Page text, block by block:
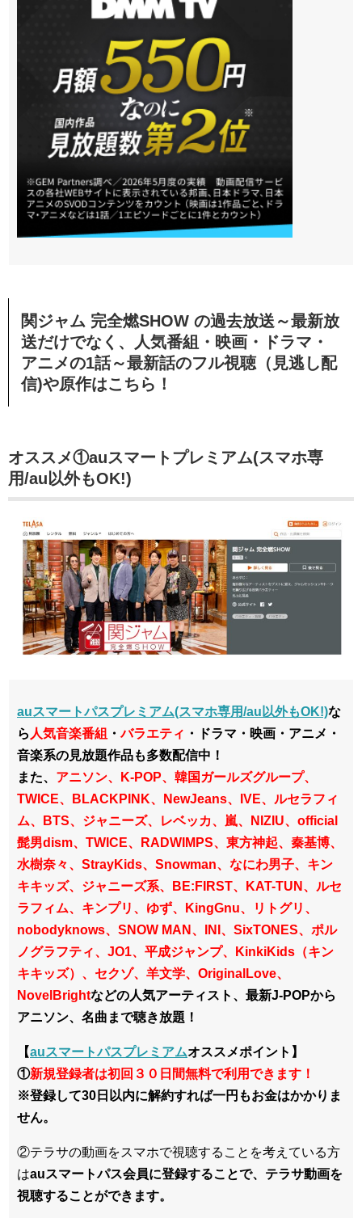
関ジャム 完全燃SHOW の過去放送～最新放
送だけでなく、人気番組・映画・ドラマ・
アニメの1話～最新話のフル視聴（見逃し配
信)や原作はこちら！
オススメ①auスマートプレミアム(スマホ専
用/au以外もOK!)
auスマートパスプレミアム(スマホ専用/au以外もOK!)な
ら 人気音楽番組 ・バラエティ ・ドラマ・映画・アニメ・
音楽系の見放題作品も多数配信中！
また、 アニソン、K-POP、韓国ガールズグループ、
TWICE、BLACKPINK、NewJeans、IVE、ルセラフィ
ム、BTS、ジャニーズ、
レベッカ、嵐、NIZIU、official
髭男dism、TWICE、RADWIMPS、東方神起、秦基博、
水樹奈々、StrayKids、Snowman、なにわ男子、キン
キキッズ、ジャニーズ系、BE:FIRST、KAT-TUN、ルセ
ラフィム、キンプリ、ゆず、KingGnu、リトグリ、
nobodyknows、SNOW MAN、INI、SixTONES、ポル
ノグラフティ、JO1、平成ジャンプ、KinkiKids（キン
キキッズ）、セクゾ、羊文学、OriginalLove、
NovelBrightなどの人気アーティスト、最新J-POPから
アニソン、名曲まで聴き放題！
【auスマートパスプレミアムオススメポイント】
①新規登録者は初回３０日間無料で利用できます！
※登録して30日以内に解約すれば一円もお金はかかりま
せん。
②テラサの動画をスマホで視聴することを考えている方
はauスマートパス会員に登録することで、テラサ動画を
視聴することができます。